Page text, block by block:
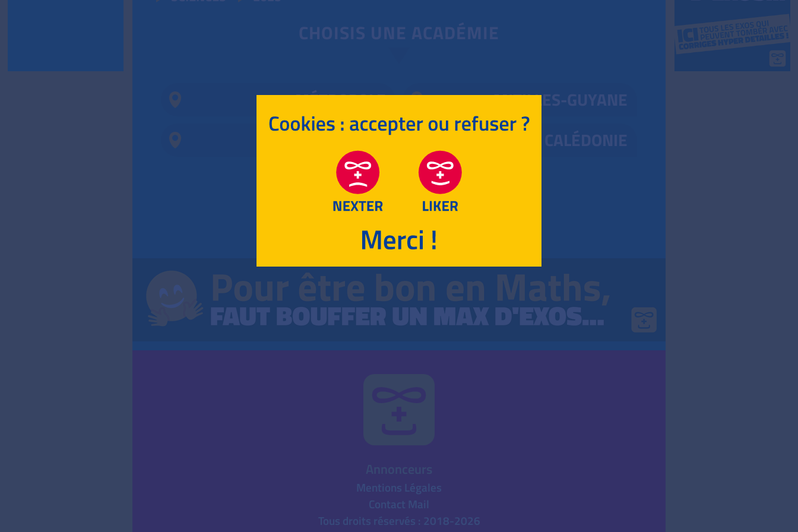
CHOISIS UNE ACADÉMIE
MÉTROPOLE
ANTILLES-GUYANE
POLYNÉSIE
NOUVELLE CALÉDONIE
RETOUR
Mentions Légales
Contact Mail
Tous droits réservés : 2018-2026